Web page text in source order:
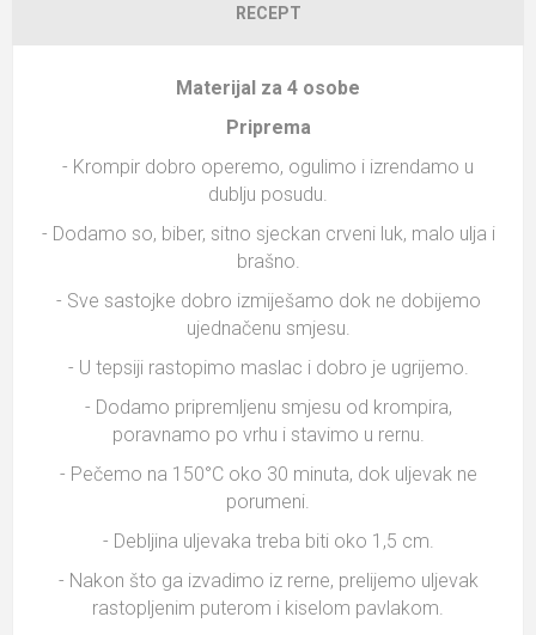
RECEPT
Materijal za 4 osobe
Priprema
- Krompir dobro operemo, ogulimo i izrendamo u
dublju posudu.
- Dodamo so, biber, sitno sjeckan crveni luk, malo ulja i
brašno.
- Sve sastojke dobro izmiješamo dok ne dobijemo
ujednačenu smjesu.
- U tepsiji rastopimo maslac i dobro je ugrijemo.
- Dodamo pripremljenu smjesu od krompira,
poravnamo po vrhu i stavimo u rernu.
- Pečemo na 150°C oko 30 minuta, dok uljevak ne
porumeni.
- Debljina uljevaka treba biti oko 1,5 cm.
- Nakon što ga izvadimo iz rerne, prelijemo uljevak
rastopljenim puterom i kiselom pavlakom.